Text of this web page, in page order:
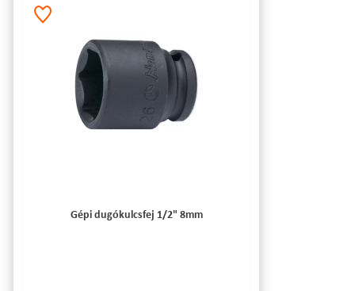
Gépi dugókulcsfej 1/2" 8mm